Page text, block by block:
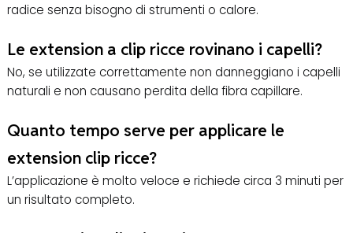
radice senza bisogno di strumenti o calore.
Le extension a clip ricce rovinano i capelli?
No, se utilizzate correttamente non danneggiano i capelli
naturali e non causano perdita della fibra capillare.
Quanto tempo serve per applicare le
extension clip ricce?
L’applicazione è molto veloce e richiede circa 3 minuti per
un risultato completo.